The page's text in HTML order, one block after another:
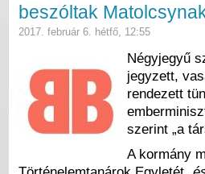
beszóltak
2017. február 6. hétfő, 12:55
Négyjegyű
jegyzett,
rendezett
szerint „a
A kormány